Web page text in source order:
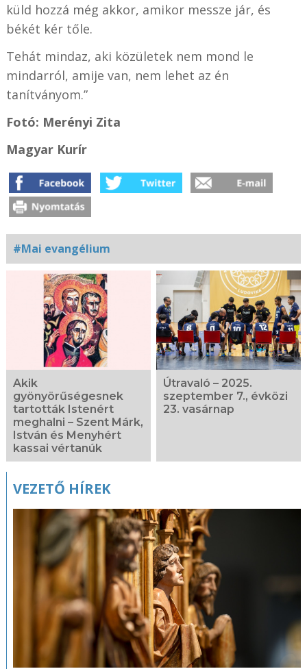
küld hozzá még akkor, amikor messze jár, és
békét kér tőle.
Tehát mindaz, aki közületek nem mond le
mindarról, amije van, nem lehet az én
tanítványom.”
Fotó: Merényi Zita
Magyar Kurír
#Mai evangélium
Kapcsolódó
fotógaléria
Akik
gyönyörűségesnek
tartották Istenért
meghalni – Szent Márk,
István és Menyhért
kassai vértanúk
Útravaló – 2025.
szeptember 7., évközi
23. vasárnap
VEZETŐ HÍREK